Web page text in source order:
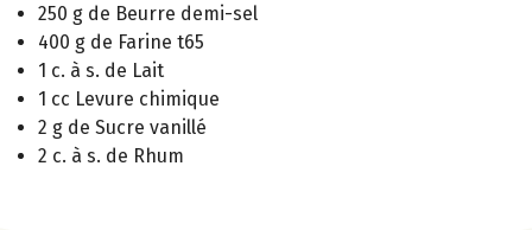
250 g de Beurre demi-sel
400 g de Farine t65
1 c. à s. de Lait
1 cc Levure chimique
2 g de Sucre vanillé
2 c. à s. de Rhum